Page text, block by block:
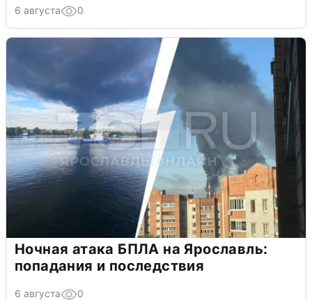
6 августа 0
Ночная атака БПЛА на Ярославль:
попадания и последствия
6 августа 0